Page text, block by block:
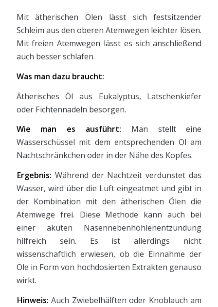
Mit ätherischen Ölen lässt sich festsitzender
Schleim aus den oberen Atemwegen leichter lösen.
Mit freien Atemwegen lässt es sich anschließend
auch besser schlafen.
Was man dazu braucht:
Ätherisches Öl aus Eukalyptus, Latschenkiefer
oder Fichtennadeln besorgen.
Wie man es ausführt: Man stellt eine
Wasserschüssel mit dem entsprechenden Öl am
Nachtschränkchen oder in der Nähe des Kopfes.
Ergebnis: Während der Nachtzeit verdunstet das
Wasser, wird über die Luft eingeatmet und gibt in
der Kombination mit den ätherischen Ölen die
Atemwege frei. Diese Methode kann auch bei
einer akuten Nasennebenhöhlenentzündung
hilfreich sein. Es ist allerdings nicht
wissenschaftlich erwiesen, ob die Einnahme der
Öle in Form von hochdosierten Extrakten genauso
wirkt.
Hinweis:Auch Zwiebelhälften oder Knoblauch am